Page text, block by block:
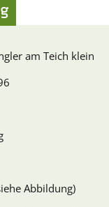
am Teich klein
Abbildung)